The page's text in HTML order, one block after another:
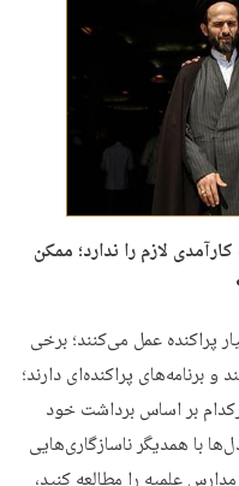
لازم را ندارد؛ ممکن
پراکنده عمل می‌کنند؛ برخی
برنامه‌های پراکنده‌ای دارند؛
بر اساس برداشت خود
با همدیگر ناسازگاری‌هایی